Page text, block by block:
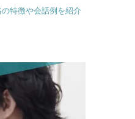
グラフィックデザイン
特徴や会話例を紹介